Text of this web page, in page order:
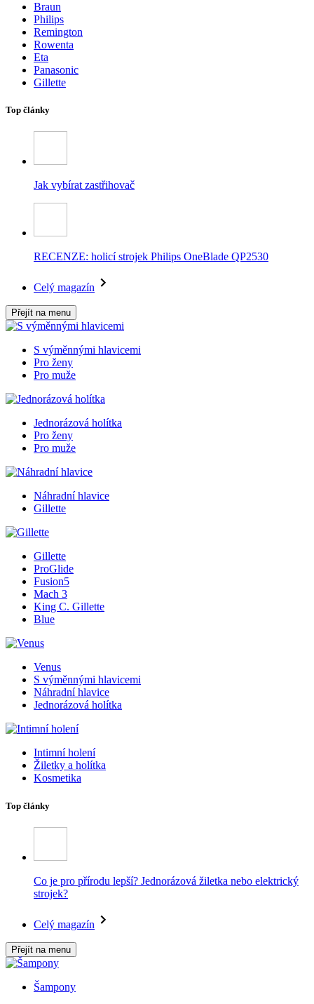
Braun
Philips
Remington
Rowenta
Eta
Panasonic
Gillette
Top články
Jak vybírat zastřihovač
RECENZE: holicí strojek Philips OneBlade QP2530
Celý magazín
Přejít na menu
S výměnnými hlavicemi
Pro ženy
Pro muže
Jednorázová holítka
Pro ženy
Pro muže
Náhradní hlavice
Gillette
Gillette
ProGlide
Fusion5
Mach 3
King C. Gillette
Blue
Venus
S výměnnými hlavicemi
Náhradní hlavice
Jednorázová holítka
Intimní holení
Žiletky a holítka
Kosmetika
Top články
Co je pro přírodu lepší? Jednorázová žiletka nebo elektrický
strojek?
Celý magazín
Přejít na menu
Šampony